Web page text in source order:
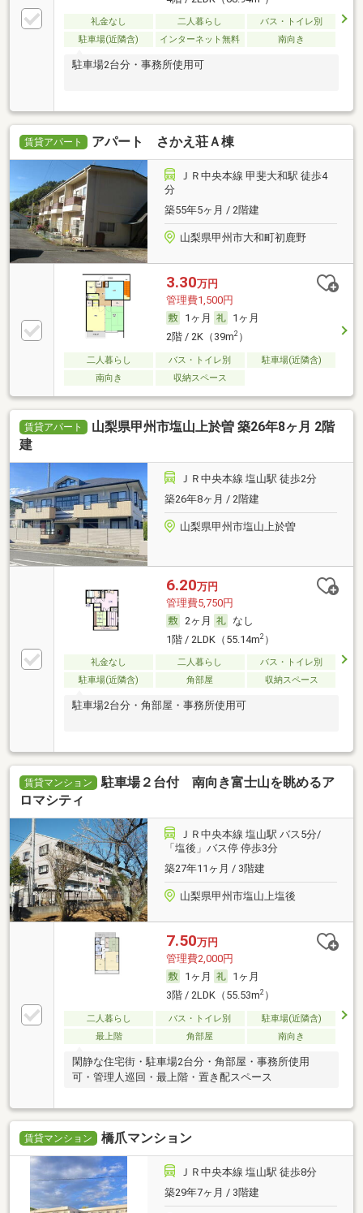
礼金なし 二人暮らし
バス・トイレ別
駐車場(近隣含)
インターネット無料 南向き
駐車場2台分・事務所使用可
賃貸アパート アパート さかえ荘Ａ棟
ＪＲ中央本線 甲斐大和駅 徒歩4
分
築55年5ヶ月 / 2階建
山梨県甲州市大和町初鹿野
3.30万円
管理費1,500円
1ヶ月
1ヶ月
2階 / 2K（39m2）
二人暮らし バス・トイレ別
駐車場(近隣含)
南向き
収納スペース
賃貸アパート
山梨県甲州市塩山上於曽 築26年8ヶ月 2階
建
ＪＲ中央本線 塩山駅 徒歩2分
築26年8ヶ月 / 2階建
山梨県甲州市塩山上於曽
6.20万円
管理費5,750円
2ヶ月
なし
1階 / 2LDK（55.14m2）
礼金なし 二人暮らし
バス・トイレ別
駐車場(近隣含)
角部屋 収納スペース
駐車場2台分・角部屋・事務所使用可
賃貸マンション
駐車場２台付 南向き富士山を眺めるア
ロマシティ
ＪＲ中央本線 塩山駅 バス5分/
「塩後」バス停 停歩3分
築27年11ヶ月 / 3階建
山梨県甲州市塩山上塩後
7.50万円
管理費2,000円
1ヶ月
1ヶ月
3階 / 2LDK（55.53m2）
二人暮らし バス・トイレ別
駐車場(近隣含)
最上階
角部屋 南向き
閑静な住宅街・駐車場2台分・角部屋・事務所使用
可・管理人巡回・最上階・置き配スペース
賃貸マンション 橋爪マンション
ＪＲ中央本線 塩山駅 徒歩8分
築29年7ヶ月 / 3階建